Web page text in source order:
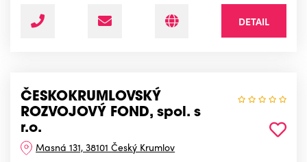
DETAIL
ČESKOKRUMLOVSKÝ
ROZVOJOVÝ FOND, spol. s
r.o.
Masná 131, 38101 Český Krumlov